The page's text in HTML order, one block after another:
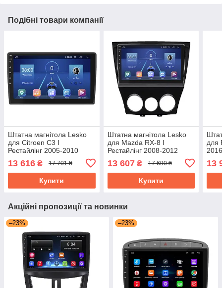
Подібні товари компанії
Штатна магнітола Lesko
для Citroen C3 I
Рестайлінг 2005-2010
екран 9" 4/64Gb/ 4G/ Wi-
Fi/ CarPlay Top GPS
13 616 ₴ 17 701 ₴
Купити
Штатна магнітола Lesko
для Mazda RX-8 I
Рестайлінг 2008-2012
екран 9" 4/64Gb 4G Wi-Fi
GPS Top
13 607₴ 17 690 ₴
Купити
для
13
Акційні пропозиції та новинки
–23% –23%